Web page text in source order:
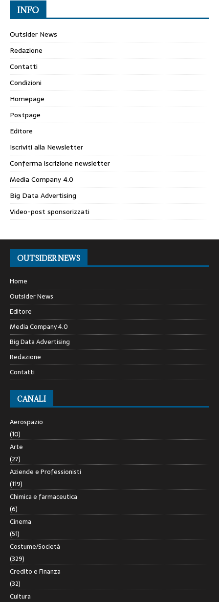
INFO
Outsider News
Redazione
Contatti
Condizioni
Homepage
Postpage
Editore
Iscriviti alla Newsletter
Conferma iscrizione newsletter
Media Company 4.0
Big Data Advertising
Video-post sponsorizzati
OUTSIDER NEWS
Home
Outsider News
Editore
Media Company 4.0
Big Data Advertising
Redazione
Contatti
CANALI
Aerospazio
(10)
Arte
(27)
Aziende e Professionisti
(119)
Chimica e farmaceutica
(6)
Cinema
(51)
Costume/Società
(329)
Credito e Finanza
(32)
Cultura